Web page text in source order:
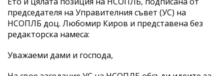
председателя на Управителния съвет (УС) на
НСОПЛБ доц. Любомир Киров и представена без
редакторска намеса:
Уважаеми дами и господа,